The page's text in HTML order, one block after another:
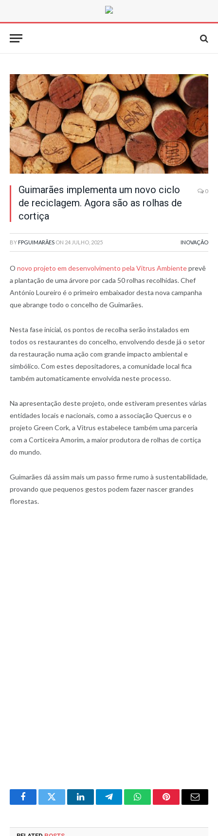
Guimarães implementa um novo ciclo
de reciclagem. Agora são as rolhas de
cortiça
0
BY FPGUIMARÃES ON 24 JULHO, 2025 INOVAÇÃO
O novo projeto em desenvolvimento pela Vitrus Ambienteprevê
a plantação de uma árvore por cada 50 rolhas recolhidas. Chef
António Loureiro é o primeiro embaixador desta nova campanha
que abrange todo o concelho de Guimarães.
Nesta fase inicial, os pontos de recolha serão instalados em
todos os restaurantes do concelho, envolvendo desde já o setor
da restauração numa ação com grande impacto ambiental e
simbólico. Com estes depositadores, a comunidade local fica
também automaticamente envolvida neste processo.
Na apresentação deste projeto, onde estiveram presentes várias
entidades locais e nacionais, como a associação Quercus e o
projeto Green Cork, a Vitrus estabelece também uma parceria
com a Corticeira Amorim, a maior produtora de rolhas de cortiça
do mundo.
Guimarães dá assim mais um passo firme rumo à sustentabilidade,
provando que pequenos gestos podem fazer nascer grandes
florestas.
FacebookTwitter LinkedInTelegramWhatsAppPinterestEmail